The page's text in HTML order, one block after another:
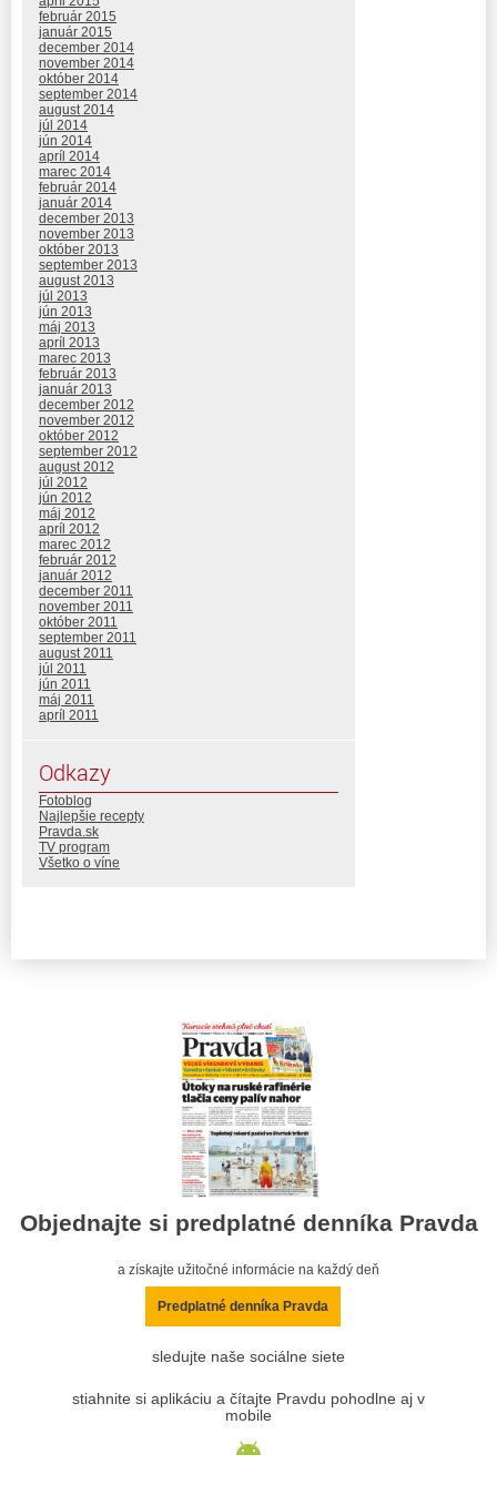
február 2015
január 2015
december 2014
november 2014
október 2014
september 2014
august 2014
júl 2014
jún 2014
apríl 2014
marec 2014
február 2014
január 2014
december 2013
november 2013
október 2013
september 2013
august 2013
júl 2013
jún 2013
máj 2013
apríl 2013
marec 2013
február 2013
január 2013
december 2012
november 2012
október 2012
september 2012
august 2012
júl 2012
jún 2012
máj 2012
apríl 2012
marec 2012
február 2012
január 2012
december 2011
november 2011
október 2011
september 2011
august 2011
júl 2011
jún 2011
máj 2011
apríl 2011
Odkazy
Fotoblog
Najlepšie recepty
Pravda.sk
TV program
Všetko o víne
Objednajte si predplatné denníka Pravda
a získajte užitočné informácie na každý deň
Predplatné denníka Pravda
sledujte naše sociálne siete
stiahnite si aplikáciu a čítajte Pravdu pohodlne aj v
mobile